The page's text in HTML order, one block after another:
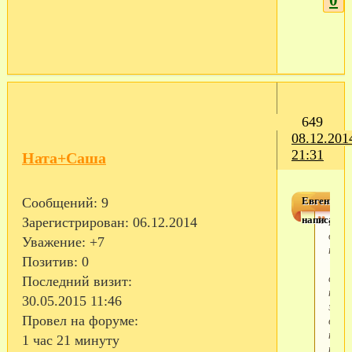
649
21:31
Ната+Саша
Сообщений: 9
Зарегистрирован: 06.12.2014
Уважение: +7
Позитив: 0
Последний визит:
30.05.2015 11:46
Провел на форуме:
1 час 21 минуту
Евгения76
на
этой